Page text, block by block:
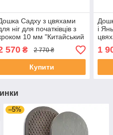
Садху з цвяхами
ніг для початківців з
10 мм "Китайський
зеленого кольору
виробника
570₴ 2 770 ₴
Купити
і
ніг
1
–5%